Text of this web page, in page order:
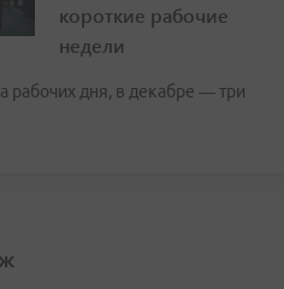
короткие рабочие
недели
рабочих дня, в декабре — три